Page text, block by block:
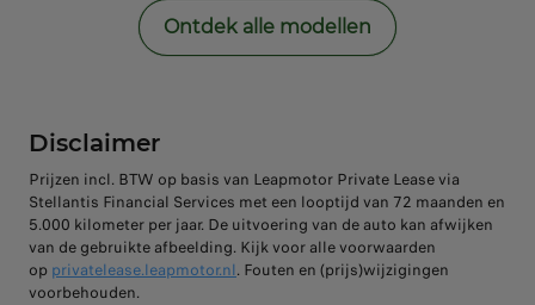
Ontdek alle modellen
Disclaimer
Prijzen incl. BTW op basis van Leapmotor Private Lease via
Stellantis Financial Services met een looptijd van 72 maanden en
5.000 kilometer per jaar. De uitvoering van de auto kan afwijken
van de gebruikte afbeelding. Kijk voor alle voorwaarden
op privatelease.leapmotor.nl. Fouten en (prijs)wijzigingen
voorbehouden.